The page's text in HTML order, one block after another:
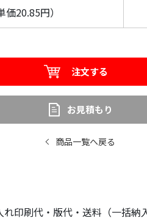
20.85円）
注文する
お見積もり
商品一覧へ戻る
印刷代・版代・送料（一括納